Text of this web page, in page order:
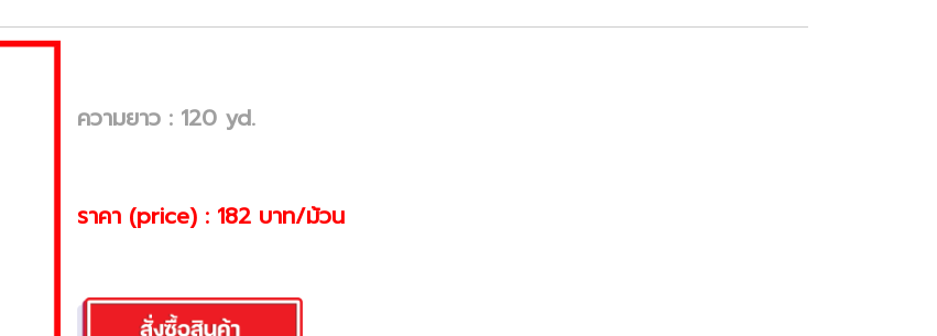
ความยาว : 120 yd.
ราคา (price) : 182 บาท/ม้วน